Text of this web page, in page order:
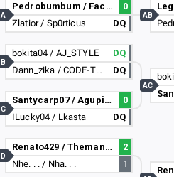
Pedrobumbum / Facceles
0
Zlatior / Sp0rticus
DQ
A
bokita04 / AJ_STYLE
DQ
Dann_zika / CODE-TOPIC
DQ
B
Santycarp07 / Agupipe08
0
ILucky04 / Lkasta
DQ
C
Renato429 / Themandiga
2
Nhe. . . / Nha. . .
1
D
AB
AC